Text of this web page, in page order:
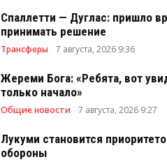
Спаллетти — Дуглас: пришло
принимать решение
Трансферы 7 августа, 2026 9:36
Жереми Бога: «Ребята, вот
только начало»
Общие новости 7 августа, 2026 9:27
Лукуми становится
обороны